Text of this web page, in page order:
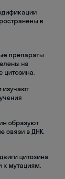
в
препараты
на
цитозина.
изучают
образуют
связи в ДНК.
цитозина
к мутациям.